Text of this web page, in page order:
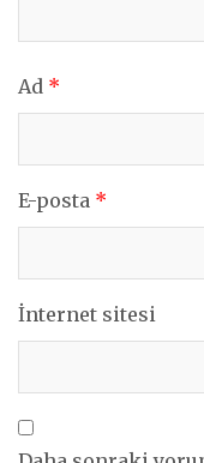
Ad *
E-posta *
İnternet sitesi